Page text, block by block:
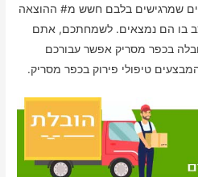
שמרגישים בלבם חשש מ# ההוצאה
בו הם נמצאים. לשמחתכם, אתם
בכפר מסריק אפשר עבורכם
טיפולי פירוק בכפר מסריק.